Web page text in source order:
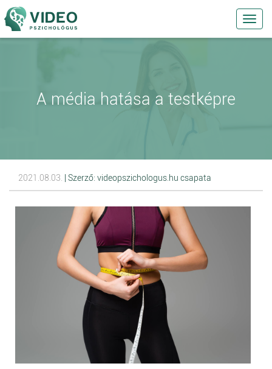
A média hatása a testképre
2021.08.03. | Szerző: videopszichologus.hu csapata